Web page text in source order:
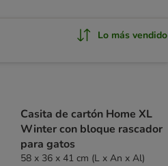
Lo más vendido
Casita de cartón Home XL
Winter con bloque rascador
para gatos
58 x 36 x 41 cm (L x An x Al)